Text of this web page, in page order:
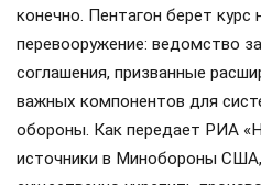
конечно. Пентагон берет курс
перевооружение: ведомство
соглашения, призванные
важных компонентов для
обороны. Как передает РИА
источники в Минобороны